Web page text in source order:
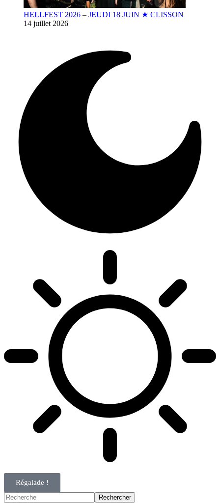
HELLFEST 2026 – JEUDI 18 JUIN ★ CLISSON
14 juillet 2026
Régalade !